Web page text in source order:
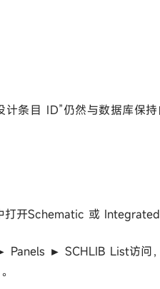
计条目 ID”仍然与数据库保
打开Schematic 或 Integrated
► SCHLIB List访问